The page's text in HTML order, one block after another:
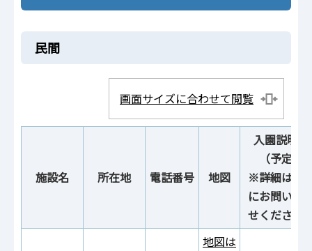
民間
画面サイズに合わせて閲覧
施設名 所在地 電話番号 地図
入園説明会
（予定）
※詳細は各
にお問い合
せください
地図は